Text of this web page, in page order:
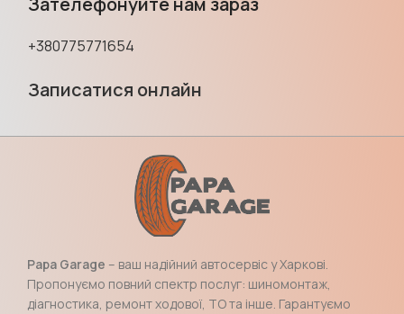
+380775771654
Записатися онлайн
Papa Garage – ваш надійний автосервіс у Харкові.
Пропонуємо повний спектр послуг: шиномонтаж,
діагностика, ремонт ходової, ТО та інше. Гарантуємо